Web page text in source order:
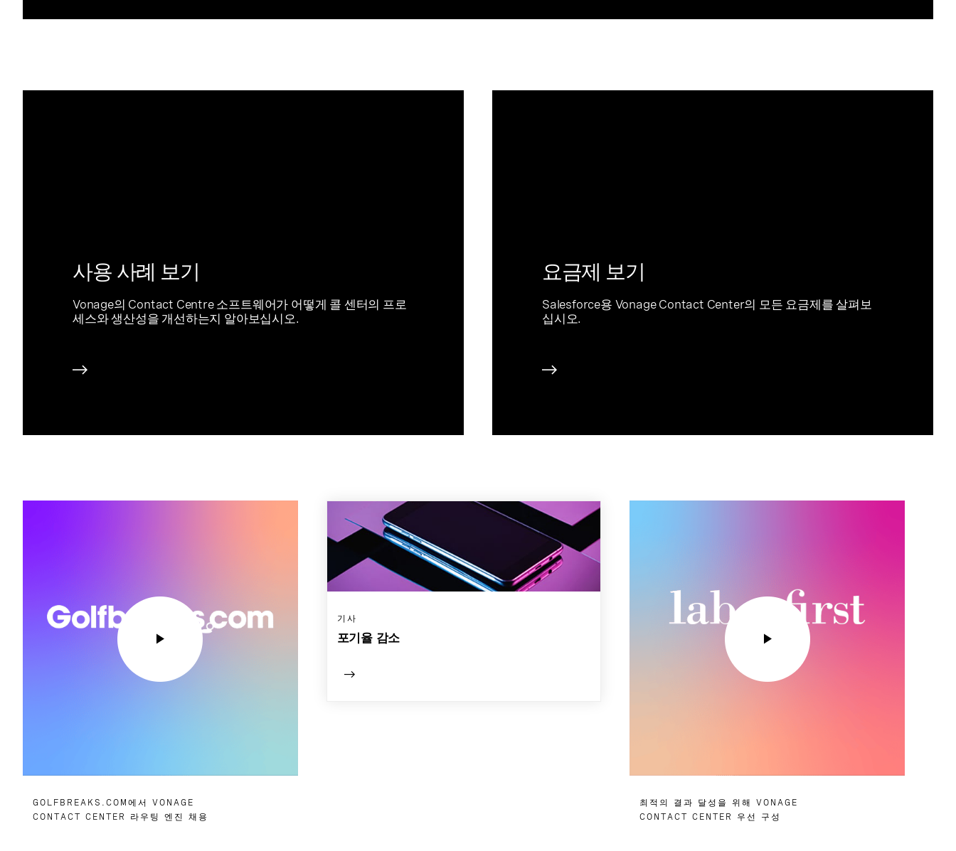
사용 사례 보기
Vonage의 Contact Centre 소프트웨어가 어떻게 콜 센터의 프로
세스와 생산성을 개선하는지 알아보십시오.
요금제 보기
Salesforce용 Vonage Contact Center의 모든 요금제를 살펴보
십시오.
GOLFBREAKS.COM에서 VONAGE
CONTACT CENTER 라우팅 엔진 채용
기사
포기율 감소
최적의 결과 달성을 위해 VONAGE
CONTACT CENTER 우선 구성